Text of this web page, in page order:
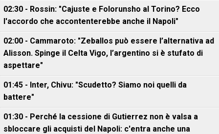
02:30 - Rossin: "Cajuste e Folorunsho al Torino? Ecco
l'accordo che accontenterebbe anche il Napoli"
02:00 - Cammaroto: "Zeballos può essere l’alternativa ad
Alisson. Spinge il Celta Vigo, l’argentino si è stufato di
aspettare"
01:45 - Inter, Chivu: "Scudetto? Siamo noi quelli da
battere"
01:30 - Perché la cessione di Gutierrez non è valsa a
sbloccare gli acquisti del Napoli: c'entra anche una